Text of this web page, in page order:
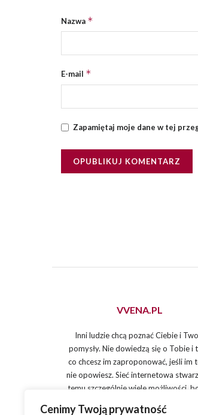
Cenimy Twoją prywatność
Nazwa *
E-mail *
Zapamiętaj moje dane w tej
VVENA.PL
Inni ludzie chcą poznać Ciebie i
pomysły. Nie dowiedzą się o Tobie i
co chcesz im zaproponować, jeśli im
nie opowiesz. Sieć internetowa
temu szczególnie wiele możliwości,